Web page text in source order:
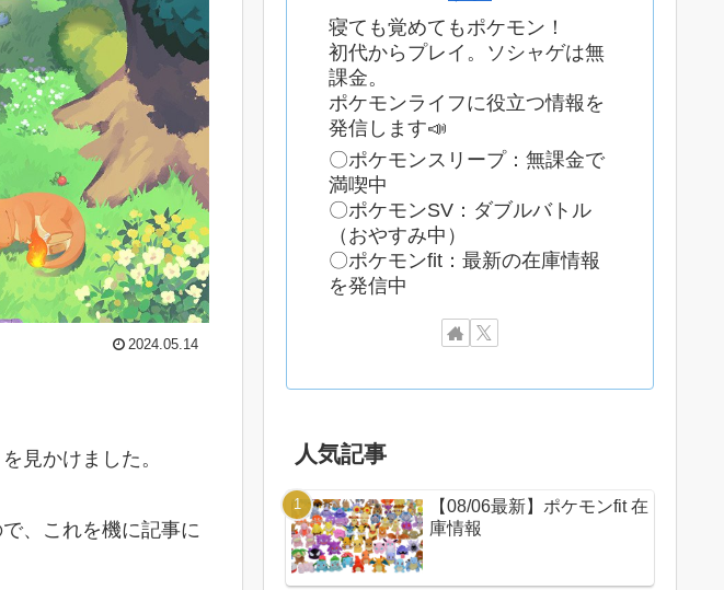
2024.05.14
見かけました。
、これを機に記事に
寝ても覚めてもポケモン！
初代からプレイ。ソシャゲは無
課金。
ポケモンライフに役立つ情報を
発信します📣
〇ポケモンスリープ：無課金で
満喫中
〇ポケモンSV：ダブルバトル
（おやすみ中）
〇ポケモンfit：最新の在庫情報
を発信中
人気記事
【08/06最新】ポケモンfit 在
庫情報